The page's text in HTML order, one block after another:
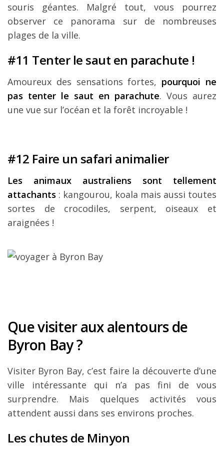
souris géantes. Malgré tout, vous pourrez
observer ce panorama sur de nombreuses
plages de la ville.
#11 Tenter le saut en parachute !
Amoureux des sensations fortes, pourquoi ne
pas tenter le saut en parachute. Vous aurez
une vue sur l’océan et la forêt incroyable !
#12 Faire un safari animalier
Les animaux australiens sont tellement
attachants : kangourou, koala mais aussi toutes
sortes de crocodiles, serpent, oiseaux et
araignées !
Que visiter aux alentours de
Byron Bay ?
Visiter Byron Bay, c’est faire la découverte d’une
ville intéressante qui n’a pas fini de vous
surprendre. Mais quelques activités vous
attendent aussi dans ses environs proches.
Les chutes de Minyon